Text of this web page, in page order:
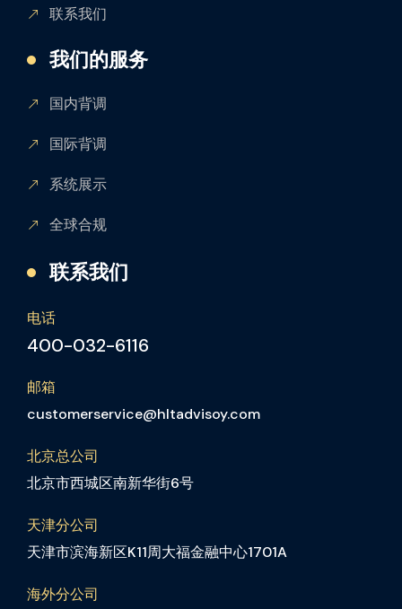
联系我们
我们的服务
国内背调
国际背调
系统展示
全球合规
联系我们
电话
400-032-6116
邮箱
customerservice@hltadvisoy.com
北京总公司
北京市西城区南新华街6号
天津分公司
天津市滨海新区K11周大福金融中心1701A
海外分公司